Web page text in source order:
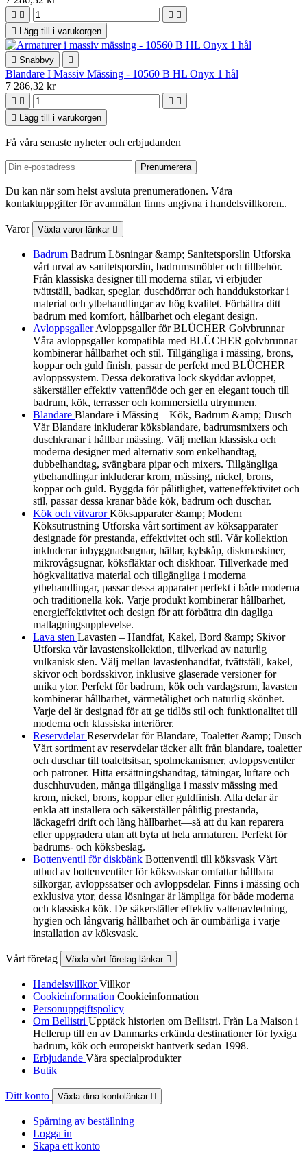
   
 Lägg till i varukorgen
 Snabbvy 
Blandare I Massiv Mässing - 10560 B HL Onyx 1 hål
7 286,32 kr
   
 Lägg till i varukorgen
Få våra senaste nyheter och erbjudanden
Du kan när som helst avsluta prenumerationen. Våra
kontaktuppgifter för avanmälan finns angivna i handelsvillkoren..
Varor Växla varor-länkar 
Badrum Badrum Lösningar &amp; Sanitetsporslin Utforska
vårt urval av sanitetsporslin, badrumsmöbler och tillbehör.
Från klassiska designer till moderna stilar, vi erbjuder
tvättställ, badkar, speglar, duschdörrar och handdukstorkar i
material och ytbehandlingar av hög kvalitet. Förbättra ditt
badrum med komfort, hållbarhet och elegant design.
AvloppsgallerAvloppsgaller för BLÜCHER Golvbrunnar
Våra avloppsgaller kompatibla med BLÜCHER golvbrunnar
kombinerar hållbarhet och stil. Tillgängliga i mässing, brons,
koppar och guld finish, passar de perfekt med BLÜCHER
avloppssystem. Dessa dekorativa lock skyddar avloppet,
säkerställer effektiv vattenflöde och ger en elegant touch till
badrum, kök, terrasser och kommersiella utrymmen.
Blandare Blandare i Mässing – Kök, Badrum &amp; Dusch
Vår Blandare inkluderar köksblandare, badrumsmixers och
duschkranar i hållbar mässing. Välj mellan klassiska och
moderna designer med alternativ som enkelhandtag,
dubbelhandtag, svängbara pipar och mixers. Tillgängliga
ytbehandlingar inkluderar krom, mässing, nickel, brons,
koppar och guld. Byggda för pålitlighet, vatteneffektivitet och
stil, passar dessa kranar både kök, badrum och duschar.
Kök och vitvarorKöksapparater &amp; Modern
Köksutrustning Utforska vårt sortiment av köksapparater
designade för prestanda, effektivitet och stil. Vår kollektion
inkluderar inbyggnadsugnar, hällar, kylskåp, diskmaskiner,
mikrovågsugnar, köksfläktar och diskhoar. Tillverkade med
högkvalitativa material och tillgängliga i moderna
ytbehandlingar, passar dessa apparater perfekt i både moderna
och traditionella kök. Varje produkt kombinerar hållbarhet,
energieffektivitet och design för att förbättra din dagliga
matlagningsupplevelse.
Lava sten Lavasten – Handfat, Kakel, Bord &amp; Skivor
Utforska vår lavastenskollektion, tillverkad av naturlig
vulkanisk sten. Välj mellan lavastenhandfat, tvättställ, kakel,
skivor och bordsskivor, inklusive glaserade versioner för
unika ytor. Perfekt för badrum, kök och vardagsrum, lavasten
kombinerar hållbarhet, värmetålighet och naturlig skönhet.
Varje del är designad för att ge tidlös stil och funktionalitet till
moderna och klassiska interiörer.
ReservdelarReservdelar för Blandare, Toaletter &amp; Dusch
Vårt sortiment av reservdelar täcker allt från blandare, toaletter
och duschar till toalettsitsar, spolmekanismer, avloppsventiler
och patroner. Hitta ersättningshandtag, tätningar, luftare och
duschhuvuden, många tillgängliga i massiv mässing med
krom, nickel, brons, koppar eller guldfinish. Alla delar är
enkla att installera och säkerställer pålitlig prestanda,
läckagefri drift och lång hållbarhet—så att du kan reparera
eller uppgradera utan att byta ut hela armaturen. Perfekt för
badrums- och köksbeslag.
Bottenventil för diskbänk Bottenventil till köksvask Vårt
utbud av bottenventiler för köksvaskar omfattar hållbara
silkorgar, avloppssatser och avloppsdelar. Finns i mässing och
exklusiva ytor, dessa lösningar är lämpliga för både moderna
och klassiska kök. De säkerställer effektiv vattenavledning,
hygien och långvarig hållbarhet och är oumbärliga i varje
installation av köksvask.
Vårt företag Växla vårt företag-länkar 
HandelsvillkorVillkor
Cookieinformation Cookieinformation
Personuppgiftspolicy
Om Bellistri Upptäck historien om Bellistri. Från La Maison i
Hellerup till en av Danmarks erkända destinationer för lyxiga
badrum, kök och europeiskt hantverk sedan 1998.
Erbjudande Våra specialprodukter
Butik
Ditt konto Växla dina kontolänkar 
Spårning av beställning
Logga in
Skapa ett konto